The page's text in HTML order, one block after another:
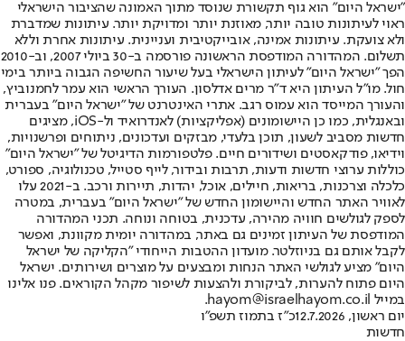
"ישראל היום" הוא גוף תקשורת שנוסד מתוך האמונה שהציבור הישראלי
ראוי לעיתונות טובה יותר, מאוזנת יותר ומדויקת יותר. עיתונות שמדברת
ולא צועקת. עיתונות אמינה, אובייקטיבית ועניינית. עיתונות אחרת וללא
תשלום. המהדורה המודפסת הראשונה פורסמה ב-30 ביולי 2007, וב-2010
הפך "ישראל היום" לעיתון הישראלי בעל שיעור החשיפה הגבוה ביותר בימי
חול. מו"ל העיתון היא ד"ר מרים אדלסון. העורך הראשי הוא עמר לחמנוביץ,
והעורך המייסד הוא עמוס רגב. אתרי האינטרנט של "ישראל היום" בעברית
ובאנגלית, כמו כן היישומונים (אפליקציות) לאנדרואיד ול-iOS, מציגים
חדשות מסביב לשעון, תוכן בלעדי, מבזקים ועדכונים, ניתוחים ופרשנויות,
וידיאו, פודקאסטים ושידורים חיים. פלטפורמות הדיגיטל של "ישראל היום"
כוללות ערוצי חדשות ודעות, תרבות ובידור, לייף סטייל, טכנולוגיה, ספורט,
כלכלה וצרכנות, בריאות, חיילים, אוכל, יהדות, תיירות ורכב. ב-2021 עלו
לאוויר האתר החדש והיישומון החדש של "ישראל היום" בעברית, במטרה
לספק לגולשים חוויה מהירה, עדכנית, בטוחה ונוחה. תכני המהדורה
המודפסת של העיתון זמינים גם באתר, במהדורה יומית מקוונת, ואפשר
לקבל אותם גם בניוזלטר. מועדון ההטבות הייחודי "הקליקה של ישראל
היום" מציע לגולשי האתר הנחות ומבצעים על מוצרים ושירותים. ישראל
היום פתוח להערות, לביקורת ולהצעות לשיפור מקהל הקוראים. פנו אלינו
במייל hayom@israelhayom.co.il.
יום ראשון, 12.7.2026
כ"ז בתמוז תשפ"ו
חדשות